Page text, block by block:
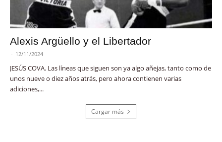
Alexis Argüello y el Libertador
- 12/11/2024
JESÚS COVA. Las líneas que siguen son ya algo añejas, tanto como de
unos nueve o diez años atrás, pero ahora contienen varias
adiciones,...
Cargar más